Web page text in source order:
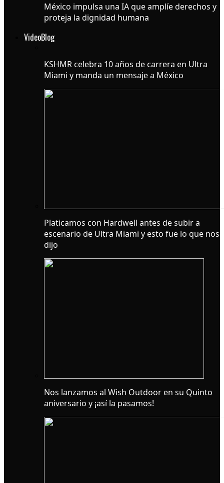
México impulsa una IA que amplíe derechos y
proteja la dignidad humana
VideoBlog
KSHMR celebra 10 años de carrera en Ultra
Miami y manda un mensaje a México
Platicamos con Hardwell antes de subir a
escenario de Ultra Miami y esto fue lo que nos
dijo
Nos lanzamos al Wish Outdoor en su Quinto
aniversario y ¡así la pasamos!